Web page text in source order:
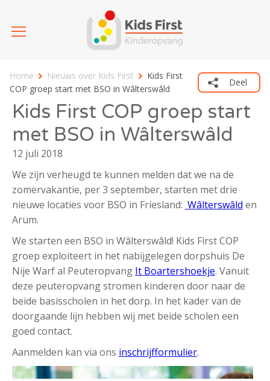
Home Nieuws over Kids First
Kids First
COP groep start met BSO in Wâlterswâld
Deel
Kids First COP groep start
met BSO in Wâlterswâld
12 juli 2018
We zijn verheugd te kunnen melden dat we na de
zomervakantie, per 3 september, starten met drie
nieuwe locaties voor BSO in Friesland: Wâlterswâld en
Arum.
We starten een BSO in Wâlterswâld! Kids First COP
groep exploiteert in het nabijgelegen dorpshuis De
Nije Warf al Peuteropvang It Boartershoekje. Vanuit
deze peuteropvang stromen kinderen door naar de
beide basisscholen in het dorp. In het kader van de
doorgaande lijn hebben wij met beide scholen een
goed contact.
Aanmelden kan via ons inschrijfformulier.